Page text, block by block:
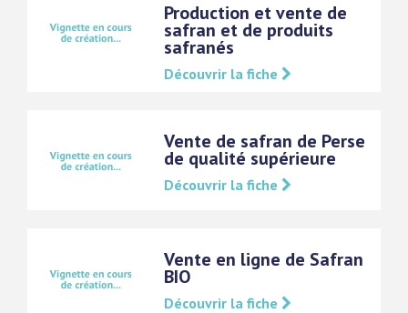
Production et vente de
safran et de produits
safranés
Découvrir la fiche
Vente de safran de Perse
de qualité supérieure
Découvrir la fiche
Vente en ligne de Safran
BIO
Découvrir la fiche